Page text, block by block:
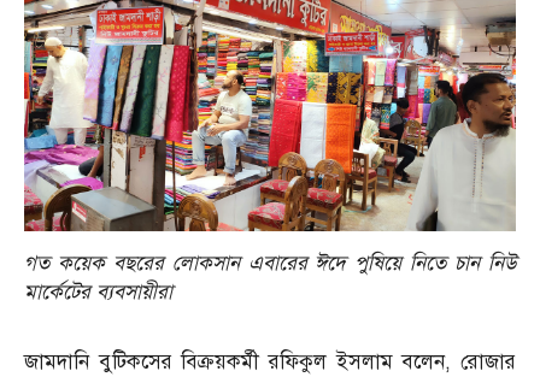
গত কয়েক বছরের লোকসান এবারের ঈদে পুষিয়ে নিতে চান নিউ
মার্কেটের ব্যবসায়ীরা
জামদানি বুটিকসের বিক্রয়কর্মী রফিকুল ইসলাম বলেন, রোজার